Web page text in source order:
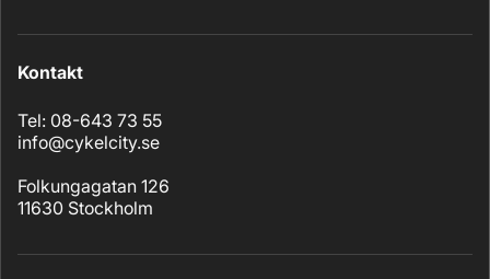
Kontakt
Tel: 08-643 73 55
info@cykelcity.se
Folkungagatan 126
11630 Stockholm